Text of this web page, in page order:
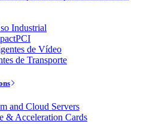
Industrial
de Vídeo
de Transporte
and Cloud Servers
& Acceleration Cards